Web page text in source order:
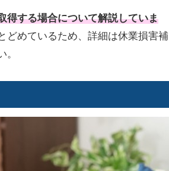
得する場合について解説していま
どめているため、詳細は休業損害補